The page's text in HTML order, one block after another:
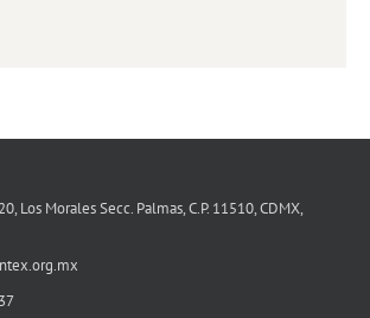
Los Morales Secc. Palmas, C.P. 11510, CDMX,